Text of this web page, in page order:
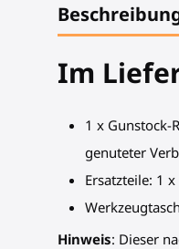
Im
1 x Gunstock-
genuteter
Ersatzteile: 1
Hinweis: Dieser